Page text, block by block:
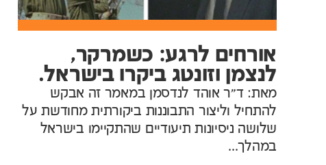
אורחים לרגע: כשמרקר,
לנצמן וזונטג ביקרו בישראל.
מאת: ד"ר אוהד לנדסמן במאמר זה אבקש
להתחיל וליצור התבוננות ביקורתית מחודשת על
שלושה ניסיונות תיעודיים שהתקיימו בישראל
במהלך...